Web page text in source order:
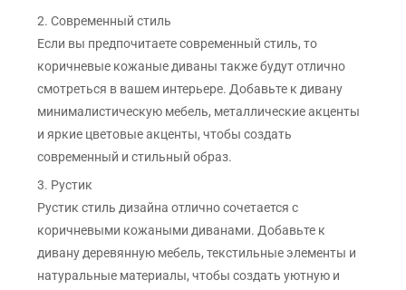
2. Современный стиль
Если вы предпочитаете современный стиль, то
коричневые кожаные диваны также будут отлично
смотреться в вашем интерьере. Добавьте к дивану
минималистическую мебель, металлические акценты
и яркие цветовые акценты, чтобы создать
современный и стильный образ.
3. Рустик
Рустик стиль дизайна отлично сочетается с
коричневыми кожаными диванами. Добавьте к
дивану деревянную мебель, текстильные элементы и
натуральные материалы, чтобы создать уютную и